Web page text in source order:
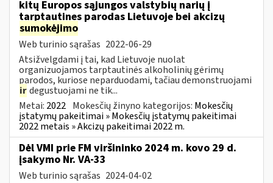
kitų Europos sąjungos valstybių narių į
tarptautines parodas Lietuvoje bei akcizų
sumokėjimo
Web turinio sąrašas 2022-06-29
Atsižvelgdami į tai, kad Lietuvoje nuolat
organizuojamos tarptautinės alkoholinių gėrimų
parodos, kuriose neparduodami, tačiau demonstruojami
irdegustuojami ne tik...
Metai: 2022 Mokesčių žinyno kategorijos: Mokesčių
įstatymų pakeitimai » Mokesčių įstatymų pakeitimai
2022 metais » Akcizų pakeitimai 2022 m.
Dėl VMI prie FM viršininko 2024 m. kovo 29 d.
įsakymo Nr. VA-33
Web turinio sąrašas 2024-04-02